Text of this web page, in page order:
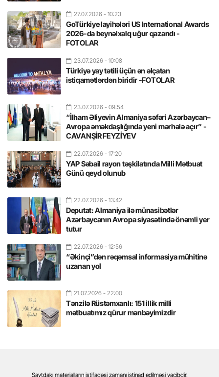
27.07.2026 - 10:23
GoTürkiye layihələri US International Awards
2026-da beynəlxalq uğur qazandı -
FOTOLAR
23.07.2026 - 10:08
Türkiyə yay tətili üçün ən əlçatan
istiqamətlərdən biridir -FOTOLAR
23.07.2026 - 09:54
“İlham Əliyevin Almaniya səfəri Azərbaycan–
Avropa əməkdaşlığında yeni mərhələ açır” -
CAVANŞİR FEYZİYEV
22.07.2026 - 17:20
YAP Səbail rayon təşkilatında Milli Mətbuat
Günü qeyd olunub
22.07.2026 - 13:42
Deputat: Almaniya ilə münasibətlər
Azərbaycanın Avropa siyasətində önəmli yer
tutur
22.07.2026 - 12:56
“Əkinçi”dən rəqəmsal informasiya mühitinə
uzanan yol
21.07.2026 - 22:00
Tənzilə Rüstəmxanlı: 151 illik milli
mətbuatımız qürur mənbəyimizdir
Saytdakı materialların istifadəsi zamanı istinad edilməsi vacibdir.